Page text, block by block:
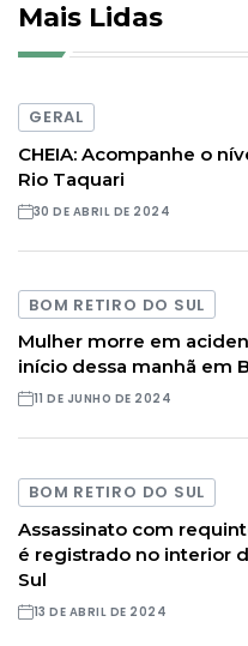
Mais Lidas
GERAL
CHEIA: Acompanhe o
Rio Taquari
30 DE ABRIL DE 2024
BOM RETIRO DO SUL
Mulher morre em
início dessa manhã em
11 DE JUNHO DE 2024
BOM RETIRO DO SUL
Assassinato com
é registrado no interior
Sul
13 DE ABRIL DE 2024